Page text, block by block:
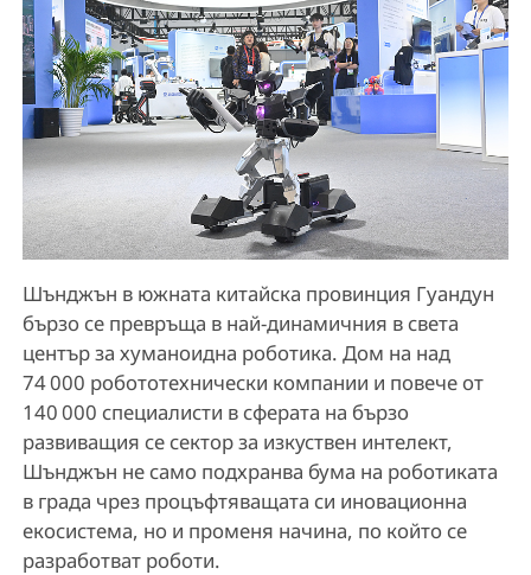
Шънджън в южната китайска провинция Гуандун
бързо се превръща в най-динамичния в света
център за хуманоидна роботика. Дом на над
74 000 робототехнически компании и повече от
140 000 специалисти в сферата на бързо
развиващия се сектор за изкуствен интелект,
Шънджън не само подхранва бума на роботиката
в града чрез процъфтяващата си иновационна
екосистема, но и променя начина, по който се
разработват роботи.